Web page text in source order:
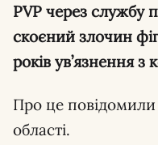
PVP через службу
скоєний злочин
років ув’язнення
Про це повідомили
області.